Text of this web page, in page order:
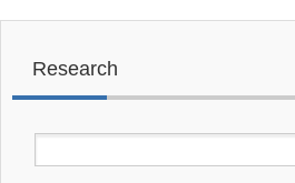
Research